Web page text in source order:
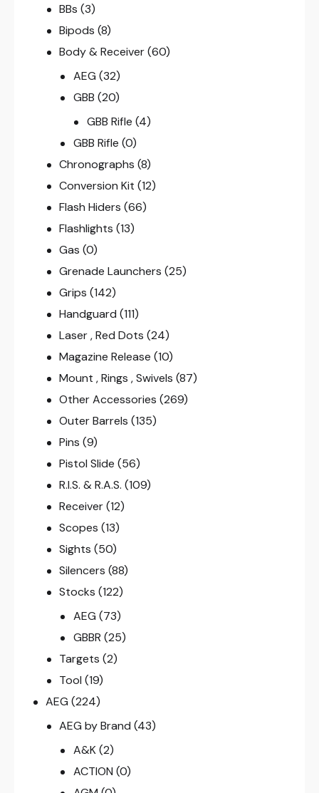
BBs (3)
Bipods (8)
Body & Receiver (60)
AEG (32)
GBB (20)
GBB Rifle (4)
GBB Rifle (0)
Chronographs (8)
Conversion Kit (12)
Flash Hiders (66)
Flashlights (13)
Gas (0)
Grenade Launchers (25)
Grips (142)
Handguard (111)
Laser , Red Dots (24)
Magazine Release (10)
Mount , Rings , Swivels (87)
Other Accessories (269)
Outer Barrels (135)
Pins (9)
Pistol Slide (56)
R.I.S. & R.A.S. (109)
Receiver (12)
Scopes (13)
Sights (50)
Silencers (88)
Stocks (122)
AEG (73)
GBBR (25)
Targets (2)
Tool (19)
AEG (224)
AEG by Brand (43)
A&K (2)
ACTION (0)